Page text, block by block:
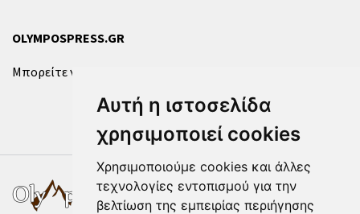
Αυτή η ιστοσελίδα
χρησιμοποιεί cookies
Χρησιμοποιούμε cookies και άλλες
τεχνολογίες εντοπισμού για την
βελτίωση της εμπειρίας περιήγησης
OLYMPOSPRESS.GR
Μπορείτε να επικοινωνήσετε μαζί μας μέσω της